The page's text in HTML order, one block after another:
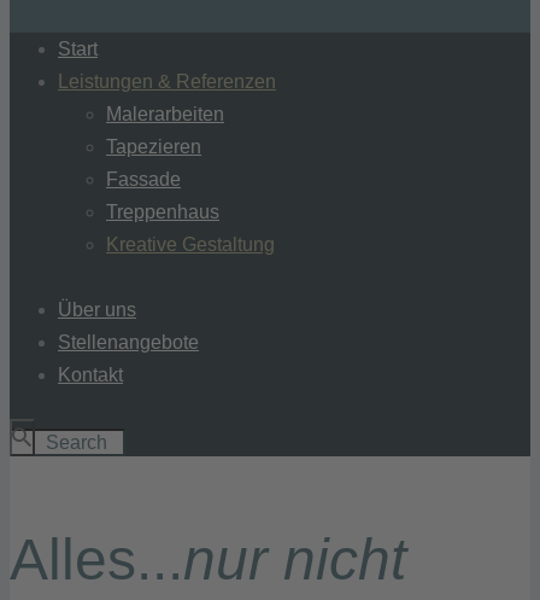
Start
Leistungen & Referenzen
Malerarbeiten
Tapezieren
Fassade
Treppenhaus
Kreative Gestaltung
Über uns
Stellenangebote
Kontakt
Alles...nur nicht